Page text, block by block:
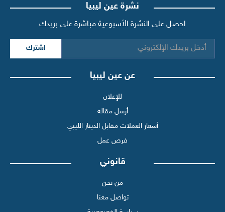
نشرة عين ليبيا
احصل على النشرة الأسبوعية مباشرة على بريدك
اشترك
عن عين ليبيا
للإعلان
أرسل مقالة
أسعار العملات مقابل الدينار الليبي
فرص عمل
قانوني
من نحن
تواصل معنا